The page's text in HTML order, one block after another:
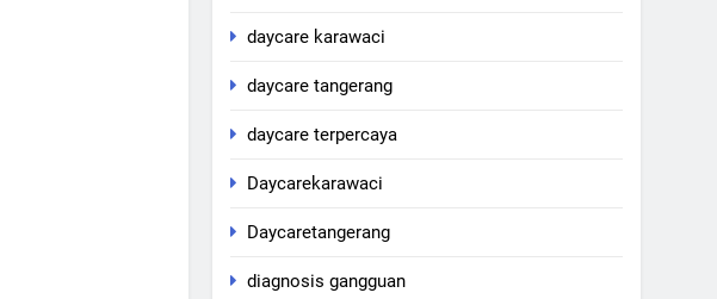
daycare karawaci
daycare tangerang
daycare terpercaya
Daycarekarawaci
Daycaretangerang
diagnosis gangguan